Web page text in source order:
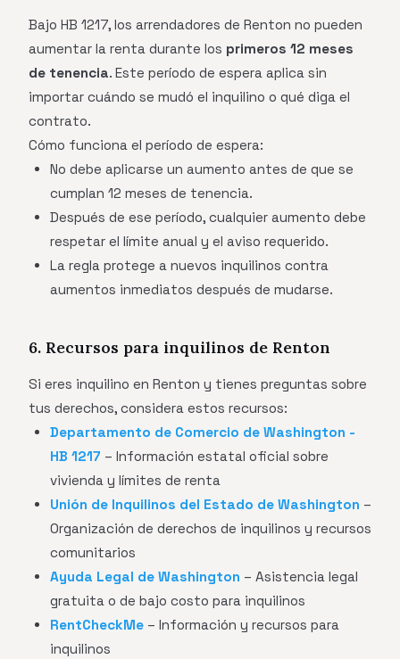
Bajo HB 1217, los arrendadores de Renton no pueden
aumentar la renta durante los primeros 12 meses
de tenencia. Este período de espera aplica sin
importar cuándo se mudó el inquilino o qué diga el
contrato.
Cómo funciona el período de espera:
No debe aplicarse un aumento antes de que se
cumplan 12 meses de tenencia.
Después de ese período, cualquier aumento debe
respetar el límite anual y el aviso requerido.
La regla protege a nuevos inquilinos contra
aumentos inmediatos después de mudarse.
6. Recursos para inquilinos de Renton
Si eres inquilino en Renton y tienes preguntas sobre
tus derechos, considera estos recursos:
Departamento de Comercio de Washington -
HB 1217 – Información estatal oficial sobre
vivienda y límites de renta
Unión de Inquilinos del Estado de Washington –
Organización de derechos de inquilinos y recursos
comunitarios
Ayuda Legal de Washington – Asistencia legal
gratuita o de bajo costo para inquilinos
RentCheckMe – Información y recursos para
inquilinos